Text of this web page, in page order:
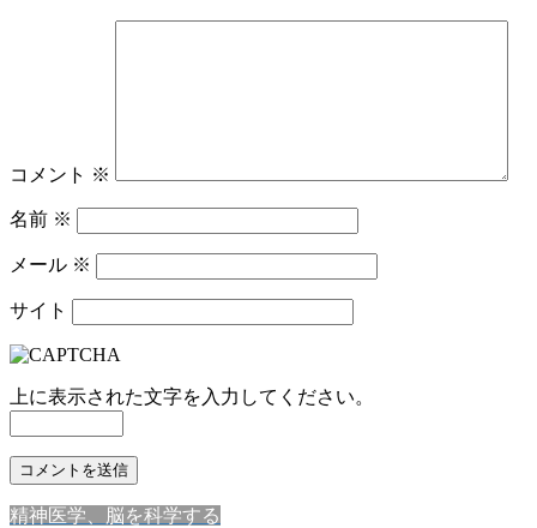
コメント ※
名前 ※
メール ※
サイト
上に表示された文字を入力してください。
精神医学、脳を科学する